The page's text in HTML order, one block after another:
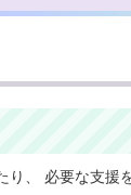
、 必要な支援